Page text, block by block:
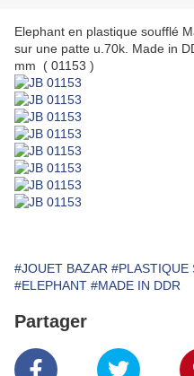
Elephant en plastique soufflé
sur une patte u.70k. Made in
mm ( 01153 )
#JOUET BAZAR #PLASTIQUE
#ELEPHANT #MADE IN DDR
Partager